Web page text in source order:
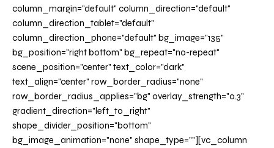
column_margin="default" column_direction="default"
column_direction_tablet="default"
column_direction_phone="default" bg_image="135"
bg_position="right bottom" bg_repeat="no-repeat"
scene_position="center" text_color="dark"
text_align="center" row_border_radius="none"
row_border_radius_applies="bg" overlay_strength="0.3"
gradient_direction="left_to_right"
shape_divider_position="bottom"
bg_image_animation="none" shape_type=""][vc_column